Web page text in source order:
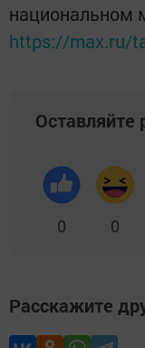
национальном
https://max.ru/
Оставляйте
0 0
Расскажите